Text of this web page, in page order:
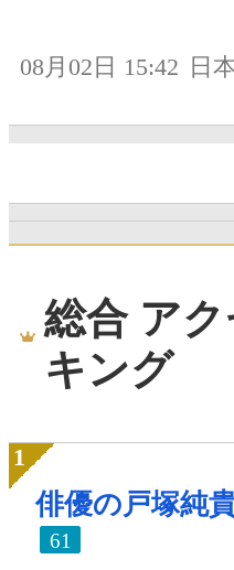
08月02日 15:42 日
総合 ア
キング
俳優の戸塚純
61